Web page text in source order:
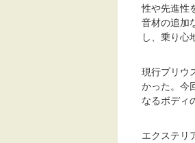
性や先進性
音材の追加
し、乗り心
現行プリウ
かった。今
なるボディ
エクステリ